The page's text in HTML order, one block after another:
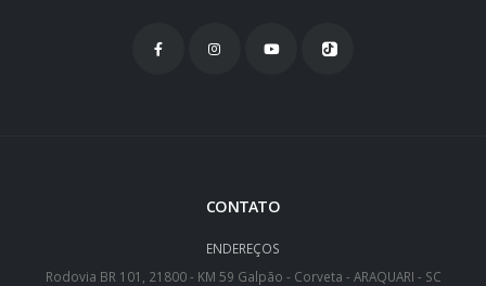
CONTATO
ENDEREÇOS
Rodovia BR 101, 21800 - KM 59 Galpão - Corveta - ARAQUARI - SC